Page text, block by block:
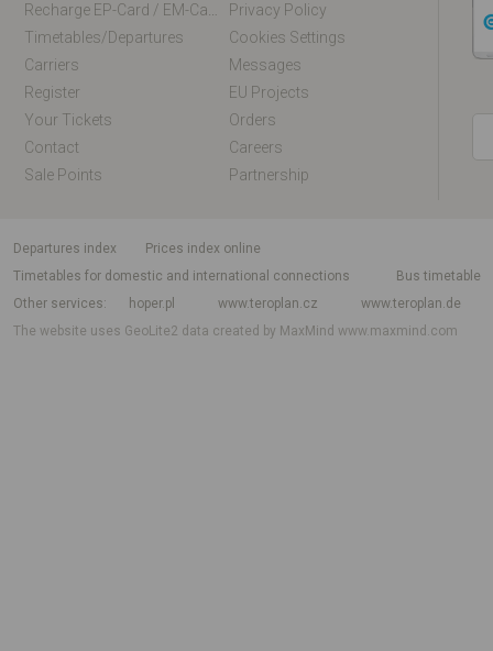
Privacy Policy
Timetables/departures
Cookies Settings
Carriers
Messages
Register
EU Projects
Your Tickets
Orders
Contact
Careers
Sale Points
Partnership
departures index
Prices index online
Timetables for domestic and international connections
Bus timetable
Other services
hoper.pl www.teroplan.cz
www.teroplan.de
The website uses GeoLite2 data created by MaxMindwww.maxmind.com